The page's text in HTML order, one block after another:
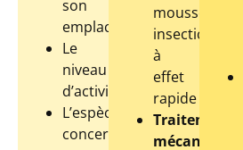
son
emplacement
Le
niveau
d’activité
L’espèce
concernée
mousse
insecticide
à
effet
rapide
Traitement
mécanique